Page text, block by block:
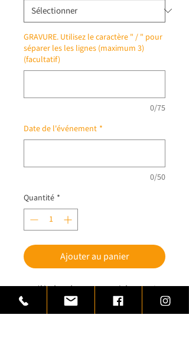
GRAVURE. Utilisez le caractère " / " pour
séparer les les lignes (maximum 3)
(facultatif)
0/75
Date de l'événement *
0/50
Quantité *
Ajouter au panier
Modèle épuré pour ce trophée natation
crée en laiton.